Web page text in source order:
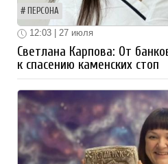
ПЕРСОНА
12:03 | 27 июля
Светлана Карпова: От
к спасению каменских стоп